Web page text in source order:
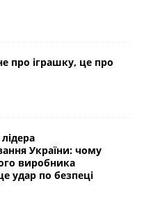
про іграшку, це про
України: чому
виробника
удар по безпеці